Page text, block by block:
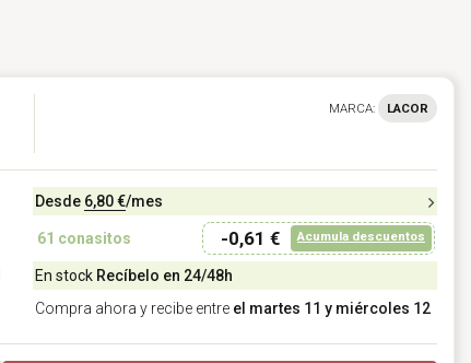
MARCA: LACOR
Desde 6,80 €/mes
61 conasitos -0,61 € Acumula descuentos
En stock Recíbelo en 24/48h
Compra ahora y recibe entre el martes 11 y miércoles 12